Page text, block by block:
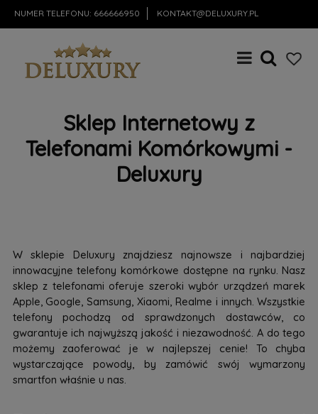
NUMER TELEFONU: 666666950 KONTAKT@DELUXURY.PL
Sklep Internetowy z
Telefonami Komórkowymi -
Deluxury
W sklepie Deluxury znajdziesz najnowsze i najbardziej
innowacyjne telefony komórkowe dostępne na rynku. Nasz
sklep z telefonami oferuje szeroki wybór urządzeń marek
Apple, Google, Samsung, Xiaomi, Realme i innych. Wszystkie
telefony pochodzą od sprawdzonych dostawców, co
gwarantuje ich najwyższą jakość i niezawodność. A do tego
możemy zaoferować je w najlepszej cenie! To chyba
wystarczające powody, by zamówić swój wymarzony
smartfon właśnie u nas.